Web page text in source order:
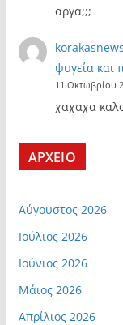
αργα;;;
korakasnews
ψυγεία και
11 Οκτωβρίου
χαχαχα
ΑΡΧΕΙΟ
Αύγουστος 2026
Ιούλιος 2026
Ιούνιος 2026
Μάιος 2026
Απρίλιος 2026